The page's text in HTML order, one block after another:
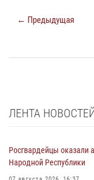
← Предыдущая
ЛЕНТА
Росгвардейцы оказали
Народной Республики